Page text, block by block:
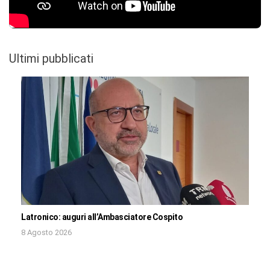
Ultimi pubblicati
Latronico: auguri all’Ambasciatore Cospito
8 Agosto 2026